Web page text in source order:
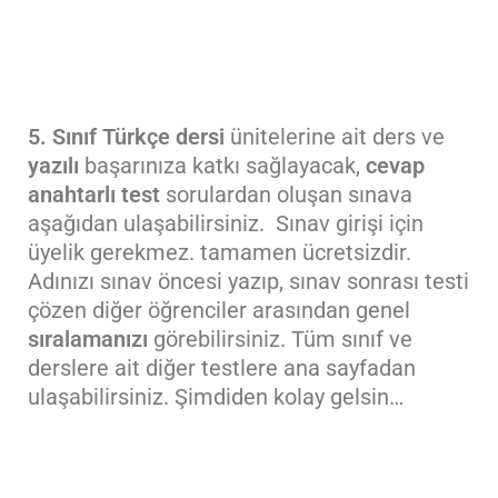
5. Sınıf Türkçe dersi ünitelerine ait ders ve
yazılı başarınıza katkı sağlayacak, cevap
anahtarlı test sorulardan oluşan sınava
aşağıdan ulaşabilirsiniz. Sınav girişi için
üyelik gerekmez. tamamen ücretsizdir.
Adınızı sınav öncesi yazıp, sınav sonrası testi
çözen diğer öğrenciler arasından genel
sıralamanızı görebilirsiniz. Tüm sınıf ve
derslere ait diğer testlere ana sayfadan
ulaşabilirsiniz. Şimdiden kolay gelsin…